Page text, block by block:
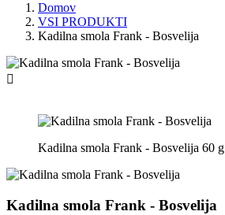
Domov
VSI PRODUKTI
Kadilna smola Frank - Bosvelija

Kadilna smola Frank - Bosvelija 60 g
Kadilna smola Frank - Bosvelija